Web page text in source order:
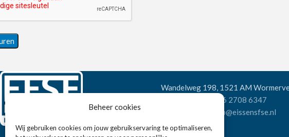
Beheer cookies
Wij gebruiken cookies om jouw gebruikservaring te optimaliseren,
Wandelweg 198, 1521 AM
+31 6 2708 6347
verkoop@eissensfse.nl